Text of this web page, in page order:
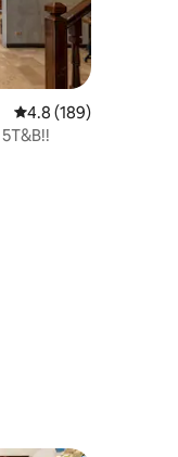
औसत रेटिंग 5 में से 4.8,
4.8 (189)